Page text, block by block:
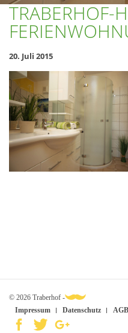
TRABERHOF-
20. Juli 2015
© 2026 Traberhof -
Impressum
Datenschutz AGB